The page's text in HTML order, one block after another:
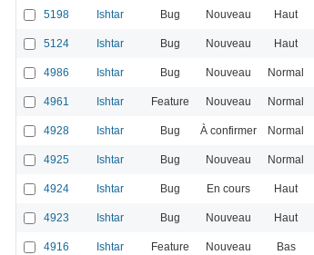
5198 Ishtar Bug Nouveau Haut
5124 Ishtar Bug Nouveau Haut
4986 Ishtar Bug Nouveau Normal
4961 Ishtar Feature Nouveau Normal
4928 Ishtar Bug À confirmer Normal
4925 Ishtar Bug Nouveau Normal
4924 Ishtar Bug En cours Haut
4923 Ishtar Bug Nouveau Haut
4916 Ishtar Feature Nouveau Bas